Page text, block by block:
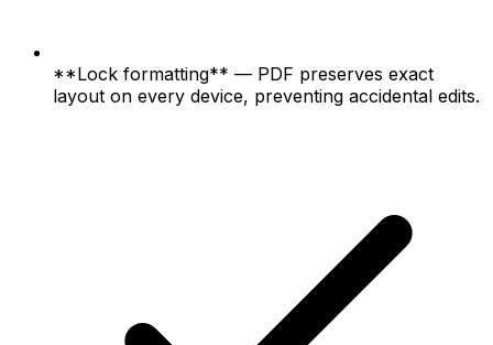
**Lock formatting** — PDF preserves exact
layout on every device, preventing accidental edits.